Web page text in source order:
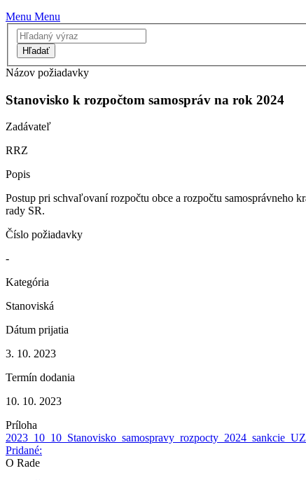
Menu Menu
Hľadať
Názov požiadavky
Stanovisko k rozpočtom samospráv na rok 2024
Zadávateľ
RRZ
Popis
Postup pri schvaľovaní rozpočtu obce a rozpočtu samosprávneho
rady SR.
Číslo požiadavky
-
Kategória
Stanoviská
Dátum prijatia
3. 10. 2023
Termín dodania
10. 10. 2023
Príloha
Pridané:
O Rade